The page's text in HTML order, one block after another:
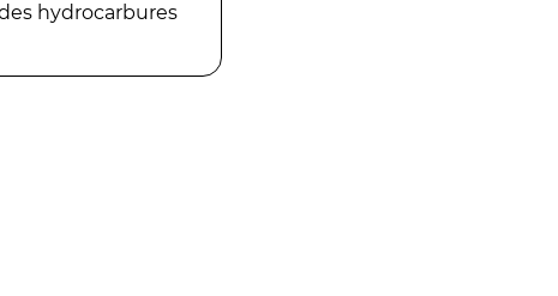
hydrocarbures